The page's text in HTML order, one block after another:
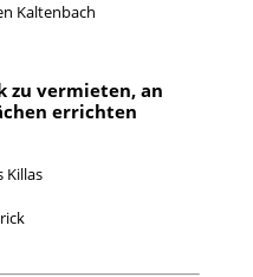
Kaltenbach
zu vermieten, an
errichten
Killas